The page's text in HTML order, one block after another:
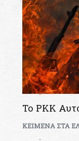
Το PKK
KEIMENA ΣΤΑ